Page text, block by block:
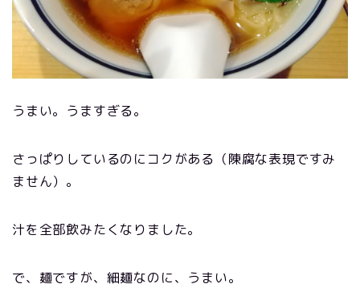
うまい。うますぎる。
さっぱりしているのにコクがある（陳腐な表現ですみ
ません）。
汁を全部飲みたくなりました。
で、麺ですが、細麺なのに、うまい。